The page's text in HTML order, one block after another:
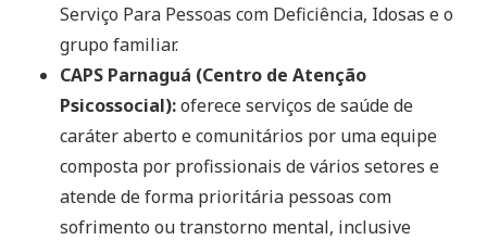
Serviço Para Pessoas com Deficiência, Idosas e o
grupo familiar.
CAPS Parnaguá (Centro de Atenção
Psicossocial):oferece serviços de saúde de
caráter aberto e comunitários por uma equipe
composta por profissionais de vários setores e
atende de forma prioritária pessoas com
sofrimento ou transtorno mental, inclusive